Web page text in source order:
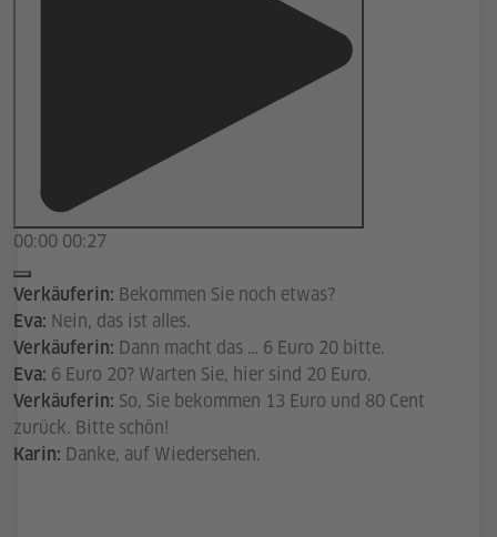
00:00 00:27
Verkäuferin: Bekommen Sie noch etwas?
Eva: Nein, das ist alles.
Verkäuferin: Dann macht das … 6 Euro 20 bitte.
Eva: 6 Euro 20? Warten Sie, hier sind 20 Euro.
Verkäuferin: So, Sie bekommen 13 Euro und 80 Cent
zurück. Bitte schön!
Karin: Danke, auf Wiedersehen.